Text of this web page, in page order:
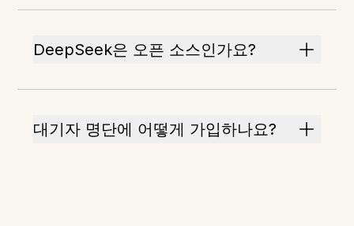
DeepSeek은 오픈 소스인가요?
대기자 명단에 어떻게 가입하나요?